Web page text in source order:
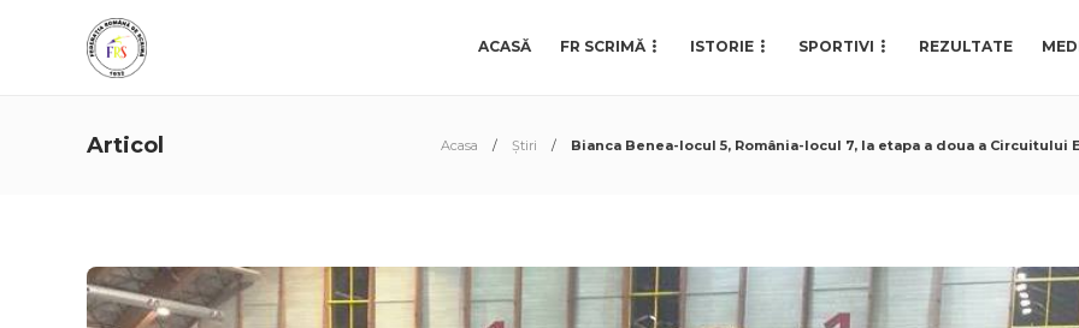
ACASĂ FR SCRIMĂ ISTORIE SPORTIVI REZULTATE
Articol Acasa Știri Bianca Benea-locul 5, România-locul 7, la etapa a doua a